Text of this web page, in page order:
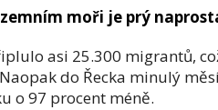
moři je prý
asi 25.300 migrantů,
do Řecka minulý
o 97 procent méně.